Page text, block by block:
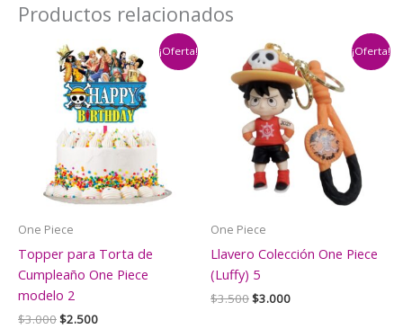
Productos relacionados
¡Oferta!
One Piece
Topper para Torta de
Cumpleaño One Piece
modelo 2
$3.000El
$2.500El
¡Oferta!
One Piece
Llavero Colección One Piece
(Luffy) 5
$3.500El
$3.000El